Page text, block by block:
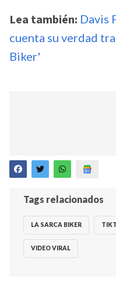
Lea también: Davis
cuenta su verdad
Biker'
Tags relacionados
LA SARCA BIKER
VIDEO VIRAL